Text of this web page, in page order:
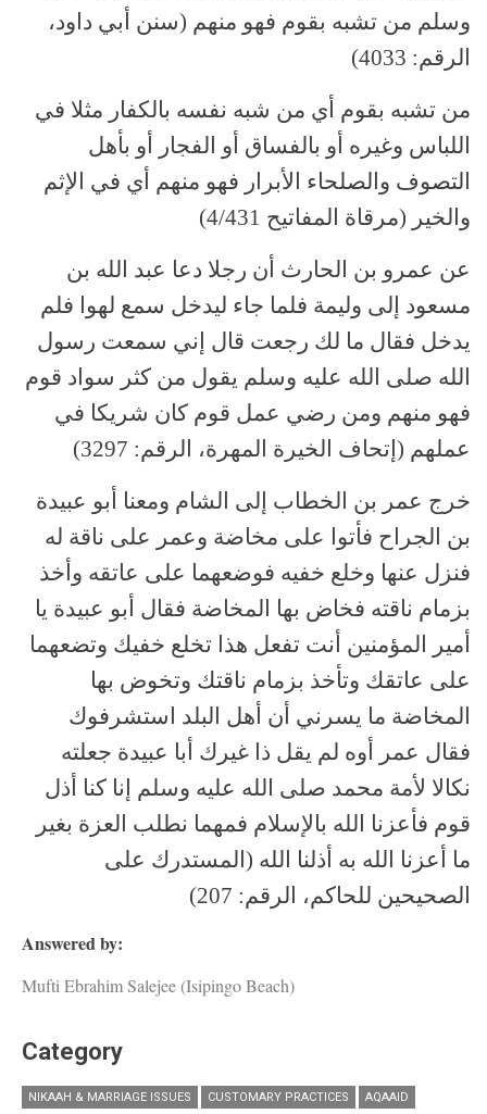
وسلم من تشبه بقوم فهو منهم (سنن أبي داود،
الرقم: 4033)
من تشبه بقوم أي من شبه نفسه بالكفار مثلا في
اللباس وغيره أو بالفساق أو الفجار أو بأهل
التصوف والصلحاء الأبرار فهو منهم أي في الإثم
والخير (مرقاة المفاتيح 4/431)
عن عمرو بن الحارث أن رجلا دعا عبد الله بن
مسعود إلى وليمة فلما جاء ليدخل سمع لهوا فلم
يدخل فقال ما لك رجعت قال إني سمعت رسول
الله صلى الله عليه وسلم يقول من كثر سواد قوم
فهو منهم ومن رضي عمل قوم كان شريكا في
عملهم (إتحاف الخيرة المهرة، الرقم: 3297)
خرج عمر بن الخطاب إلى الشام ومعنا أبو عبيدة
بن الجراح فأتوا على مخاضة وعمر على ناقة له
فنزل عنها وخلع خفيه فوضعهما على عاتقه وأخذ
بزمام ناقته فخاض بها المخاضة فقال أبو عبيدة يا
أمير المؤمنين أنت تفعل هذا تخلع خفيك وتضعهما
على عاتقك وتأخذ بزمام ناقتك وتخوض بها
المخاضة ما يسرني أن أهل البلد استشرفوك
فقال عمر أوه لم يقل ذا غيرك أبا عبيدة جعلته
نكالا لأمة محمد صلى الله عليه وسلم إنا كنا أذل
قوم فأعزنا الله بالإسلام فمهما نطلب العزة بغير
ما أعزنا الله به أذلنا الله (المستدرك على
الصحيحين للحاكم، الرقم: 207)
Answered by:
Mufti Ebrahim Salejee (Isipingo Beach)
Category
NIKAAH & MARRIAGE ISSUES CUSTOMARY PRACTICES AQAAID